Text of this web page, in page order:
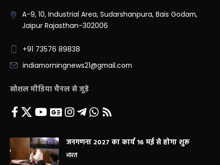
A-9, 10, Industrial Area, Sudarshanpura, Bais Godam,
Jaipur Rajasthan-302006
+91 73576 89838
indiamorningnews21@gmail.com
सोशल मीडिया चैनल से जुड़े
जनगणना 2027 का कार्य 16 मई से होगा शुरू
भारत